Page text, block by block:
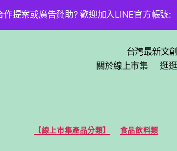
作提案或廣告贊助? 歡迎加入LINE官方帳號:
台灣最新文
關於線上市集
逛
分
類
【線上市集產品分類】 食品飲料類